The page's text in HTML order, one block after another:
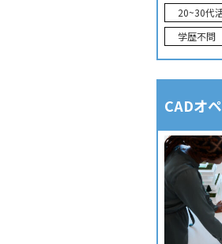
20~30代
学歴不問
CADオ